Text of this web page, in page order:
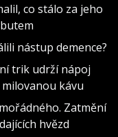
co stálo za jeho
nástup demence?
trik udrží nápoj
kávu
Zatmění
hvězd